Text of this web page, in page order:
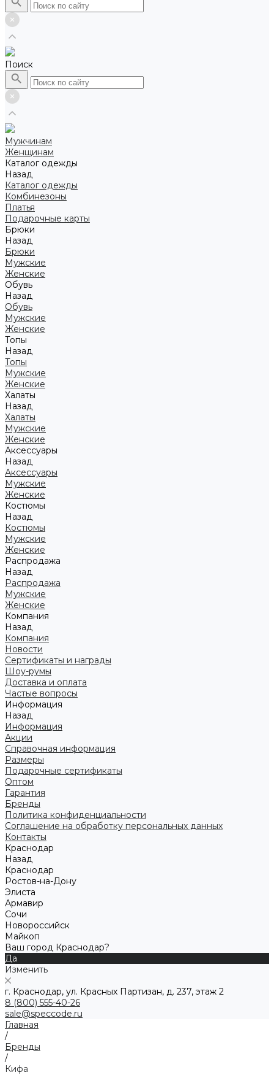
Поиск
Мужчинам
Женщинам
Каталог одежды
Назад
Каталог одежды
Комбинезоны
Платья
Подарочные карты
Брюки
Назад
Брюки
Мужские
Женские
Обувь
Назад
Обувь
Мужские
Женские
Топы
Назад
Топы
Мужские
Женские
Халаты
Назад
Халаты
Мужские
Женские
Аксессуары
Назад
Аксессуары
Мужские
Женские
Костюмы
Назад
Костюмы
Мужские
Женские
Распродажа
Назад
Распродажа
Мужские
Женские
Компания
Назад
Компания
Новости
Сертификаты и награды
Шоу-румы
Доставка и оплата
Частые вопросы
Информация
Назад
Информация
Акции
Справочная информация
Размеры
Подарочные сертификаты
Оптом
Гарантия
Бренды
Политика конфиденциальности
Соглашение на обработку персональных данных
Контакты
Краснодар
Назад
Краснодар
Ростов-на-Дону
Элиста
Армавир
Сочи
Новороссийск
Майкоп
Ваш город Краснодар?
Да
Изменить
г. Краснодар, ул. Красных Партизан, д. 237, этаж 2
8 (800) 555-40-26
sale@speccode.ru
Главная
/
Бренды
/
Кифа